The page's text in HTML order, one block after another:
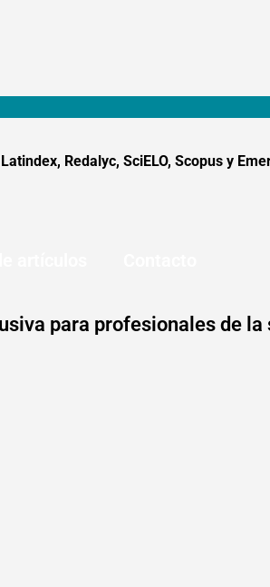
Redalyc, SciELO, Scopus y
para profesionales de la